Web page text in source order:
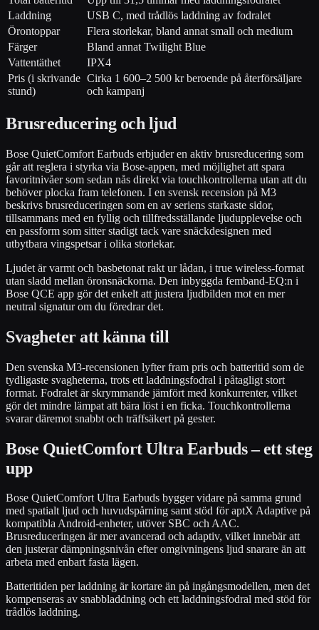
Laddning
USB C, med trådlös laddning av fodralet
Örontoppar
Flera storlekar, bland annat small och medium
Färger
Bland annat Twilight Blue
Vattentäthet
IPX4
Pris (i skrivande
stund)
Cirka 1 600–2 500 kr beroende på återförsäljare
och kampanj
Brusreducering och ljud
Bose QuietComfort Earbuds erbjuder en aktiv brusreducering som
går att reglera i styrka via Bose-appen, med möjlighet att spara
favoritnivåer som sedan nås direkt via touchkontrollerna utan att du
behöver plocka fram telefonen. I en svensk recension på M3
beskrivs brusreduceringen som en av seriens starkaste sidor,
tillsammans med en fyllig och tillfredsställande ljudupplevelse och
en passform som sitter stadigt tack vare snäckdesignen med
utbytbara vingspetsar i olika storlekar.
Ljudet är varmt och basbetonat rakt ur lådan, i true wireless-format
utan sladd mellan öronsnäckorna. Den inbyggda femband-EQ:n i
Bose QCE app gör det enkelt att justera ljudbilden mot en mer
neutral signatur om du föredrar det.
Svagheter att känna till
Den svenska M3-recensionen lyfter fram pris och batteritid som de
tydligaste svagheterna, trots ett laddningsfodral i påtagligt stort
format. Fodralet är skrymmande jämfört med konkurrenter, vilket
gör det mindre lämpat att bära löst i en ficka. Touchkontrollerna
svarar däremot snabbt och träffsäkert på gester.
Bose QuietComfort Ultra Earbuds – ett steg
upp
Bose QuietComfort Ultra Earbuds bygger vidare på samma grund
med spatialt ljud och huvudspårning samt stöd för aptX Adaptive på
kompatibla Android-enheter, utöver SBC och AAC.
Brusreduceringen är mer avancerad och adaptiv, vilket innebär att
den justerar dämpningsnivån efter omgivningens ljud snarare än att
arbeta med enbart fasta lägen.
Batteritiden per laddning är kortare än på ingångsmodellen, men det
kompenseras av snabbladdning och ett laddningsfodral med stöd för
trådlös laddning.